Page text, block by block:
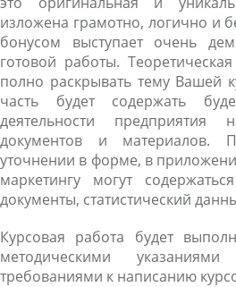
изложена грамотно, логично и
бонусом выступает очень
готовой работы.
полно раскрывать тему Вашей
часть будет содержать
деятельности
документов и материалов.
уточнении в форме, в
маркетингу могут
документы, статистический
Курсовая работа будет
методическими
требованиями к написанию